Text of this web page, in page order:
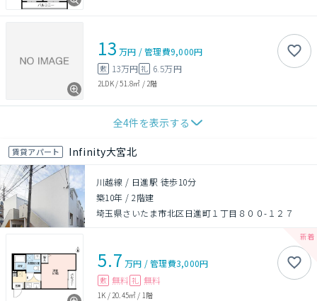
13 万円 /管理費9,000円
敷 13万円 礼 6.5万円
2LDK/51.8㎡ / 2階
全4件を表示する
賃貸アパート Infinity大宮北
川越線 / 日進駅 徒歩10分
築10年 /2階建
埼玉県さいたま市北区日進町１丁目８００-１２７
5.7 万円 /管理費3,000円
敷 無料 礼 無料
1K / 20.45㎡ / 1階